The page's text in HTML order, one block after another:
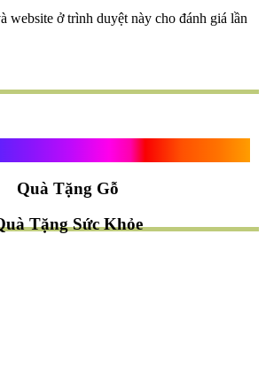
website ở trình duyệt này cho đánh giá lần
Quà Tặng Gỗ
Tặng Sức Khỏe